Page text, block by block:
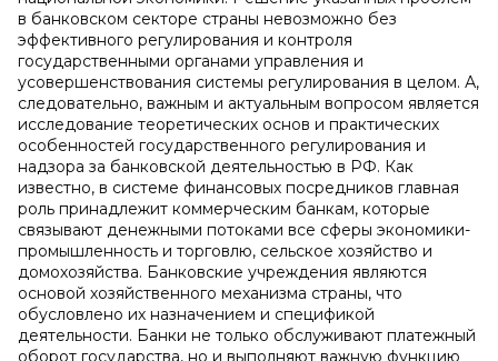
в банковском секторе страны невозможно без
эффективного регулирования и контроля
государственными органами управления и
усовершенствования системы регулирования в целом. А,
следовательно, важным и актуальным вопросом является
исследование теоретических основ и практических
особенностей государственного регулирования и
надзора за банковской деятельностью в РФ. Как
известно, в системе финансовых посредников главная
роль принадлежит коммерческим банкам, которые
связывают денежными потоками все сферы экономики-
промышленность и торговлю, сельское хозяйство и
домохозяйства. Банковские учреждения являются
основой хозяйственного механизма страны, что
обусловлено их назначением и спецификой
деятельности. Банки не только обслуживают платежный
оборот государства, но и выполняют важную функцию